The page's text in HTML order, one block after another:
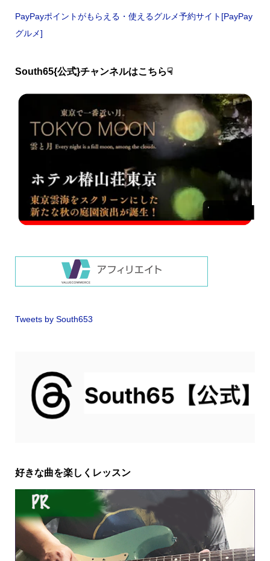
PayPayポイントがもらえる・使えるグルメ予約サイト[PayPay
グルメ]
South65{公式}チャンネルはこちら☟
Tweets by South653
好きな曲を楽しくレッスン